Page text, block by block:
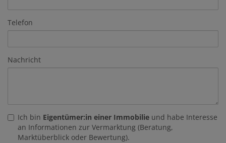
Telefon
Nachricht
Ich bin Eigentümer:in einer Immobilie und habe Interesse
an Informationen zur Vermarktung (Beratung,
Marktüberblick oder Bewertung).